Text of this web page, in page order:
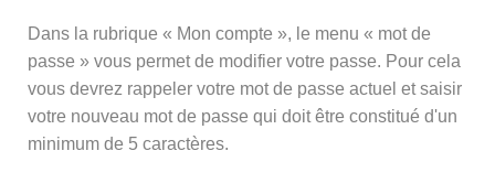
Dans la rubrique « Mon compte », le menu « mot de
passe » vous permet de modifier votre passe. Pour cela
vous devrez rappeler votre mot de passe actuel et saisir
votre nouveau mot de passe qui doit être constitué d'un
minimum de 5 caractères.